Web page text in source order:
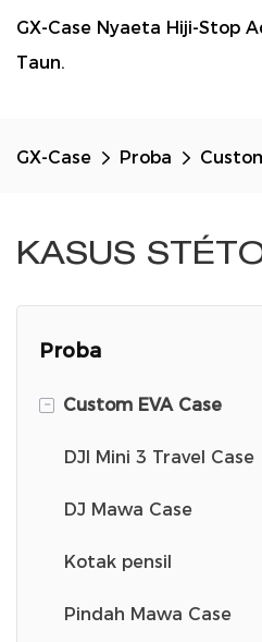
GX-Case Nyaeta Hiji-Stop
Taun.
GX-Case Proba
KASUS
Proba
- Custom EVA Case
DJI Mini 3 Travel Case
DJ Mawa Case
Kotak pensil
Pindah Mawa Case